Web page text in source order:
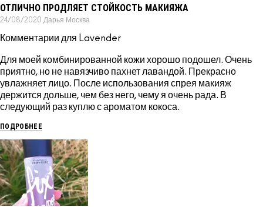
ОТЛИЧНО ПРОДЛЯЕТ СТОЙКОСТЬ МАКИЯЖА
24/08/2020 Дарья Москва
Комментарии для Lavender
Для моей комбинированной кожи хорошо подошел. Очень
приятно, но не навязчиво пахнет лавандой. Прекрасно
увлажняет лицо. После использования спрея макияж
держится дольше, чем без него, чему я очень рада. В
следующий раз куплю с ароматом кокоса.
ПОДРОБНЕЕ